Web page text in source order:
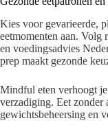
Kies voor gevarieerde,
eetmomenten aan. Volg
en voedingsadvies
prep maakt gezonde
Mindful eten verhoogt
verzadiging. Eet
gewichtsbeheersing en